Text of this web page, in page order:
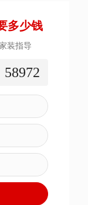
多少钱
装指导
58972